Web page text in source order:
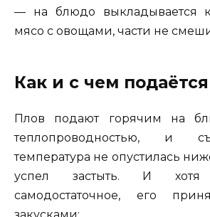
— на блюдо выкладывается
мясо с овощами, части не
Как и с чем подаётся
Плов подают горячим на
теплопроводностью, и
температура не опустилась
успел застыть. И
самодостаточное, его